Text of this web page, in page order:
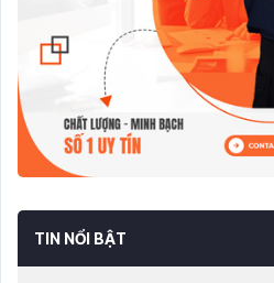
TIN NỔI BẬT